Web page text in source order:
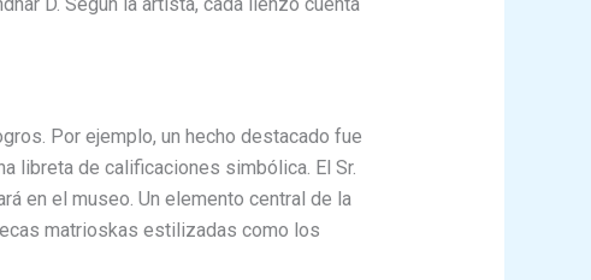
Por ejemplo, un hecho destacado fue
libreta de calificaciones simbólica. El Sr.
en el museo. Un elemento central de la
matrioskas estilizadas como los